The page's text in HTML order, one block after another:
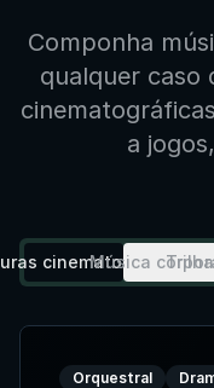
Componha
qualquer caso
a
cinematográficas
Música
Orquestral